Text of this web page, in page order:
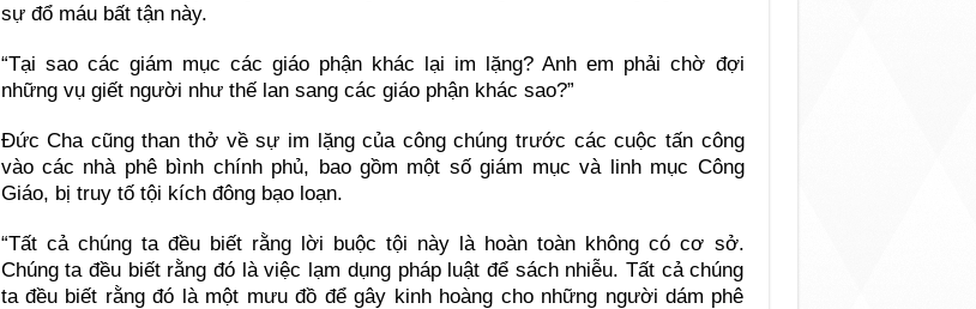
sự đổ máu bất tận này.
“Tại sao các giám mục các giáo phận khác lại im lặng? Anh em phải chờ đợi
những vụ giết người như thế lan sang các giáo phận khác sao?”
Đức Cha cũng than thở về sự im lặng của công chúng trước các cuộc tấn công
vào các nhà phê bình chính phủ, bao gồm một số giám mục và linh mục Công
Giáo, bị truy tố tội kích đông bạo loạn.
“Tất cả chúng ta đều biết rằng lời buộc tội này là hoàn toàn không có cơ sở.
Chúng ta đều biết rằng đó là việc lạm dụng pháp luật để sách nhiễu. Tất cả chúng
ta đều biết rằng đó là một mưu đồ để gây kinh hoàng cho những người dám phê